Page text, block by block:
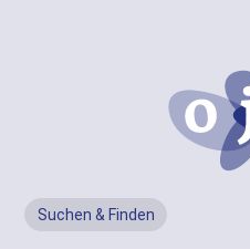
Suchen & Finden